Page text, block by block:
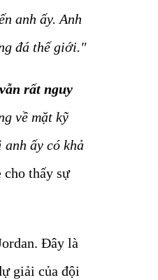
anh ấy. Anh
đá thế giới."
rất nguy
về mặt kỹ
ấy có khả
thấy sự
Đây là
giải của đội